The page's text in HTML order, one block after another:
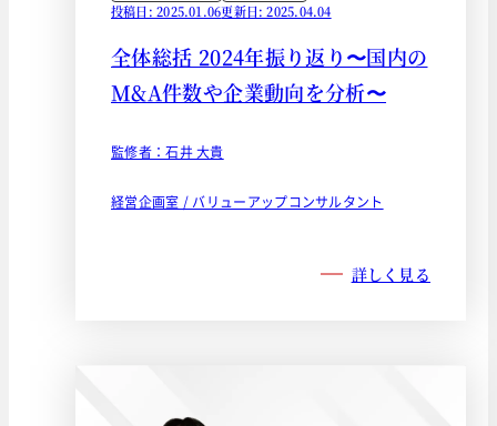
投稿日: 2025.01.06更新日: 2025.04.04
全体総括 2024年振り返り〜国内の
M&A件数や企業動向を分析〜
監修者：石井 大貴
経営企画室 / バリューアップコンサルタント
詳しく見る